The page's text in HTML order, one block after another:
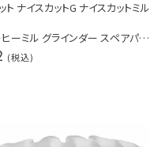
ト ナイスカットG ナイスカットミル
ーミル グラインダー スペアパー
税込